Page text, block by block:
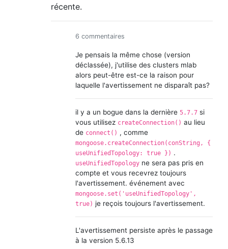
récente.
6 commentaires
Je pensais la même chose (version
déclassée), j'utilise des clusters mlab
alors peut-être est-ce la raison pour
laquelle l'avertissement ne disparaît pas?
il y a un bogue dans la dernière 5.7.7si
vous utilisez createConnection() au lieu
de connect() , comme
mongoose.createConnection(conString, {
useUnifiedTopology: true }) .
useUnifiedTopologyne sera pas pris en
compte et vous recevrez toujours
l'avertissement. événement avec
mongoose.set('useUnifiedTopology',
true) je reçois toujours l'avertissement.
L'avertissement persiste après le passage
à la version 5.6.13